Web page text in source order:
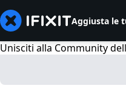
Aggiusta le
Unisciti alla Community